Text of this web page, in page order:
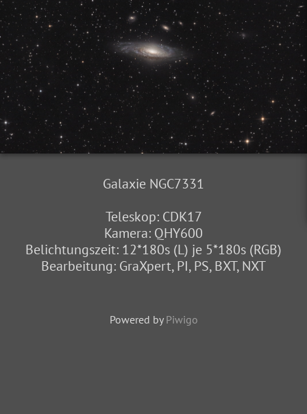
Galaxie NGC7331
Teleskop: CDK17
Kamera: QHY600
Belichtungszeit: 12*180s (L) je 5*180s (RGB)
Bearbeitung: GraXpert, PI, PS, BXT, NXT
Powered by Piwigo